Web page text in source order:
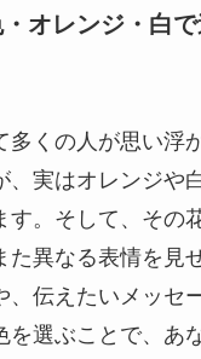
・オレンジ・白
多くの人が思い浮
、実はオレンジや
す。そして、その
た異なる表情を見
、伝えたいメッセ
を選ぶことで、あ